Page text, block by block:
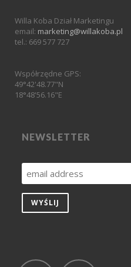
Willa Koba Dział Marketingu
email: marketing@willakoba.pl
tel.: 669 577 727
Współrzędne GPS:
49°42'48.77"N
18°48'56.16"E
NEWSLETTER